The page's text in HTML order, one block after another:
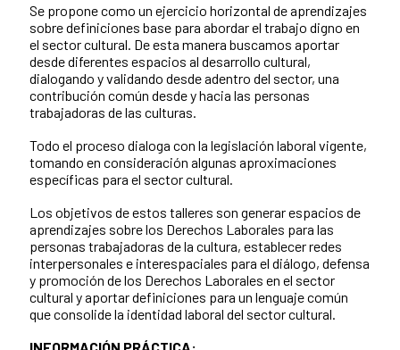
Se propone como un ejercicio horizontal de aprendizajes
sobre definiciones base para abordar el trabajo digno en
el sector cultural. De esta manera buscamos aportar
desde diferentes espacios al desarrollo cultural,
dialogando y validando desde adentro del sector, una
contribución común desde y hacia las personas
trabajadoras de las culturas.
Todo el proceso dialoga con la legislación laboral vigente,
tomando en consideración algunas aproximaciones
específicas para el sector cultural.
Los objetivos de estos talleres son generar espacios de
aprendizajes sobre los Derechos Laborales para las
personas trabajadoras de la cultura, establecer redes
interpersonales e interespaciales para el diálogo, defensa
y promoción de los Derechos Laborales en el sector
cultural y aportar definiciones para un lenguaje común
que consolide la identidad laboral del sector cultural.